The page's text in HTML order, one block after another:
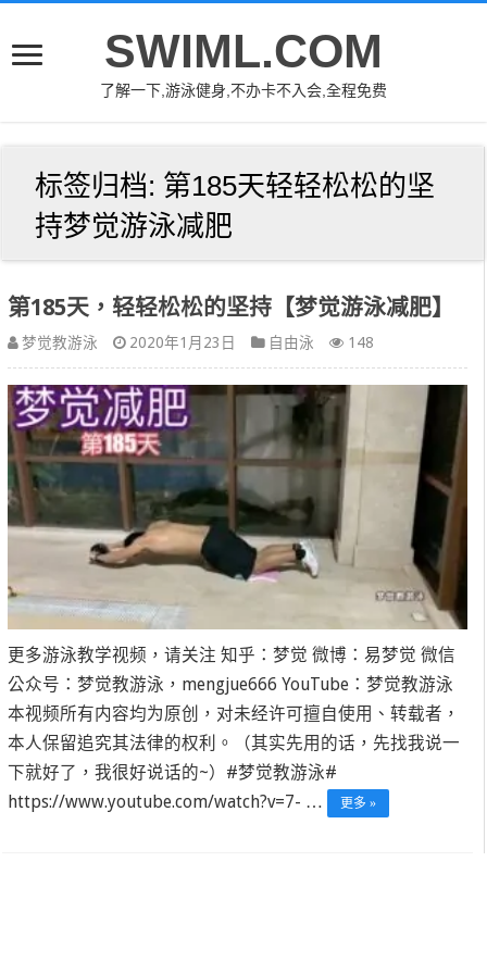
SWIML.COM
了解一下,游泳健身,不办卡不入会,全程免费
标签归档: 第185天轻轻松松的坚
持梦觉游泳减肥
第185天，轻轻松松的坚持【梦觉游泳减肥】
梦觉教游泳 2020年1月23日 自由泳 148
更多游泳教学视频，请关注 知乎：梦觉 微博：易梦觉 微信
公众号：梦觉教游泳，mengjue666 YouTube：梦觉教游泳
本视频所有内容均为原创，对未经许可擅自使用、转载者，
本人保留追究其法律的权利。（其实先用的话，先找我说一
下就好了，我很好说话的~）#梦觉教游泳#
https://www.youtube.com/watch?v=7- …
更多 »